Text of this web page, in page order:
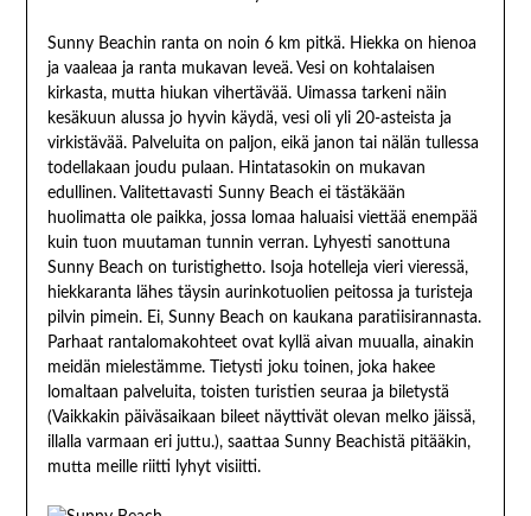
Sunny Beachin ranta on noin 6 km pitkä. Hiekka on hienoa
ja vaaleaa ja ranta mukavan leveä. Vesi on kohtalaisen
kirkasta, mutta hiukan vihertävää. Uimassa tarkeni näin
kesäkuun alussa jo hyvin käydä, vesi oli yli 20-asteista ja
virkistävää. Palveluita on paljon, eikä janon tai nälän tullessa
todellakaan joudu pulaan. Hintatasokin on mukavan
edullinen. Valitettavasti Sunny Beach ei tästäkään
huolimatta ole paikka, jossa lomaa haluaisi viettää enempää
kuin tuon muutaman tunnin verran. Lyhyesti sanottuna
Sunny Beach on turistighetto. Isoja hotelleja vieri vieressä,
hiekkaranta lähes täysin aurinkotuolien peitossa ja turisteja
pilvin pimein. Ei, Sunny Beach on kaukana paratiisirannasta.
Parhaat rantalomakohteet ovat kyllä aivan muualla, ainakin
meidän mielestämme. Tietysti joku toinen, joka hakee
lomaltaan palveluita, toisten turistien seuraa ja biletystä
(Vaikkakin päiväsaikaan bileet näyttivät olevan melko jäissä,
illalla varmaan eri juttu.), saattaa Sunny Beachistä pitääkin,
mutta meille riitti lyhyt visiitti.